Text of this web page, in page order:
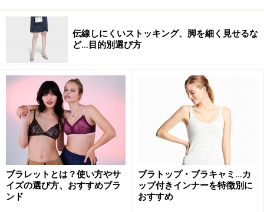
伝線しにくいストッキング、脚を細く見せるな
ど…目的別選び方
ブラレットとは？使い方やサ
イズの選び方、おすすめブラ
ンド
ブラトップ・ブラキャミ…カ
ップ付きインナーを特徴別に
おすすめ